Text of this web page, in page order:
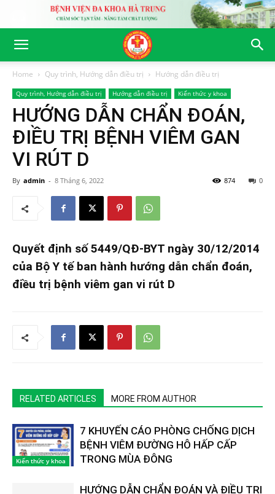
Home Quy trình, Hướng dẫn điều trị Hướng dẫn điều trị
Quy trình, Hướng dẫn điều trị Hướng dẫn điều trị Kiến thức y khoa
HƯỚNG DẪN CHẨN ĐOÁN,
ĐIỀU TRỊ BỆNH VIÊM GAN
VI RÚT D
By admin - 8 Tháng 6, 2022 0
874
Quyết định số 5449/QĐ-BYT ngày 30/12/2014
của Bộ Y tế ban hành hướng dẫn chẩn đoán,
điều trị bệnh viêm gan vi rút D
RELATED ARTICLES MORE FROM AUTHOR
Kiến thức y khoa
7 KHUYẾN CÁO PHÒNG CHỐNG DỊCH
BỆNH VIÊM ĐƯỜNG HÔ HẤP CẤP
TRONG MÙA ĐÔNG
HƯỚNG DẪN CHẨN ĐOÁN VÀ ĐIỀU TRỊ